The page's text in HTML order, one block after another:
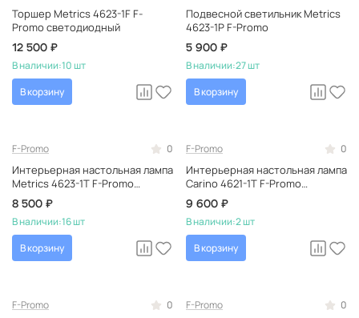
Торшер Metrics 4623-1F F-
Promo светодиодный
12 500 ₽
В наличии:10 шт
В корзину
Подвесной светильник Metrics
4623-1P F-Promo
5 900 ₽
В наличии:27 шт
В корзину
F-Promo 0
Интерьерная настольная лампа
Metrics 4623-1T F-Promo
черная, светодиодная, в
кабинет, в стиле лофт
8 500 ₽
В наличии:16 шт
В корзину
F-Promo 0
Интерьерная настольная лампа
Carino 4621-1T F-Promo
тканевая, в стиле модерн
9 600 ₽
В наличии:2 шт
В корзину
F-Promo 0 F-Promo 0